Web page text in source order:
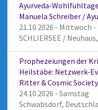
Ayurveda-
Manuela Schreiber /
21.10.2026 - Mittwoch
SCHLIERSEE /
Prophezeiungen der
Heilstäbe: Netzwerk-
Ritter & Cosmic
24.10.2026 - Samstag
Schwabsdorf,